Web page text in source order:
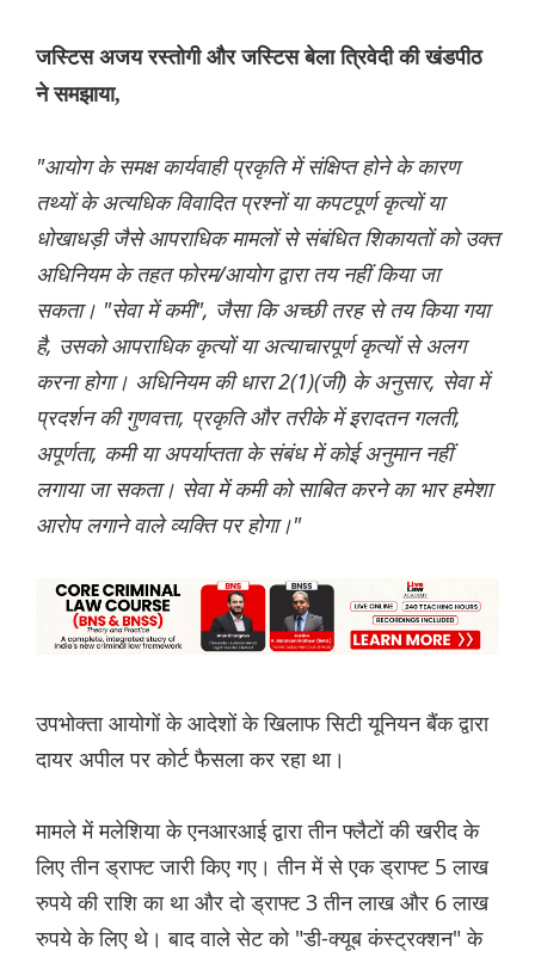
जस्टिस अजय रस्तोगी और जस्टिस बेला त्रिवेदी की खंडपीठ
ने समझाया,
"आयोग के समक्ष कार्यवाही प्रकृति में संक्षिप्त होने के कारण
तथ्यों के अत्यधिक विवादित प्रश्नों या कपटपूर्ण कृत्यों या
धोखाधड़ी जैसे आपराधिक मामलों से संबंधित शिकायतों को उक्त
अधिनियम के तहत फोरम/आयोग द्वारा तय नहीं किया जा
सकता। "सेवा में कमी", जैसा कि अच्छी तरह से तय किया गया
है, उसको आपराधिक कृत्यों या अत्याचारपूर्ण कृत्यों से अलग
करना होगा। अधिनियम की धारा 2(1)(जी) के अनुसार, सेवा में
प्रदर्शन की गुणवत्ता, प्रकृति और तरीके में इरादतन गलती,
अपूर्णता, कमी या अपर्याप्तता के संबंध में कोई अनुमान नहीं
लगाया जा सकता। सेवा में कमी को साबित करने का भार हमेशा
आरोप लगाने वाले व्यक्ति पर होगा।"
उपभोक्ता आयोगों के आदेशों के खिलाफ सिटी यूनियन बैंक द्वारा
दायर अपील पर कोर्ट फैसला कर रहा था।
मामले में मलेशिया के एनआरआई द्वारा तीन फ्लैटों की खरीद के
लिए तीन ड्राफ्ट जारी किए गए। तीन में से एक ड्राफ्ट 5 लाख
रुपये की राशि का था और दो ड्राफ्ट 3 तीन लाख और 6 लाख
रुपये के लिए थे। बाद वाले सेट को "डी-क्यूब कंस्ट्रक्शन" के